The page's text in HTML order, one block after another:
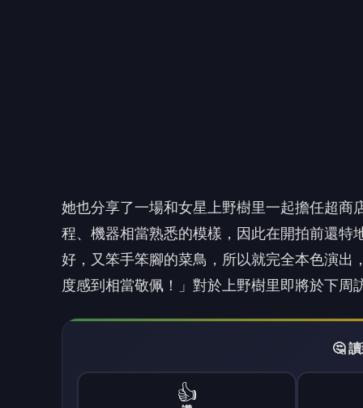
她也分享了一場和女星上野樹里一起擔任超商
程、 機器相當熟悉的模樣， 因此在開拍前還特
好，又笨手笨腳的菜鳥， 所以就完全本色演出
度感到相當敬佩！」對於上野樹里即將於下周
🤔
👍